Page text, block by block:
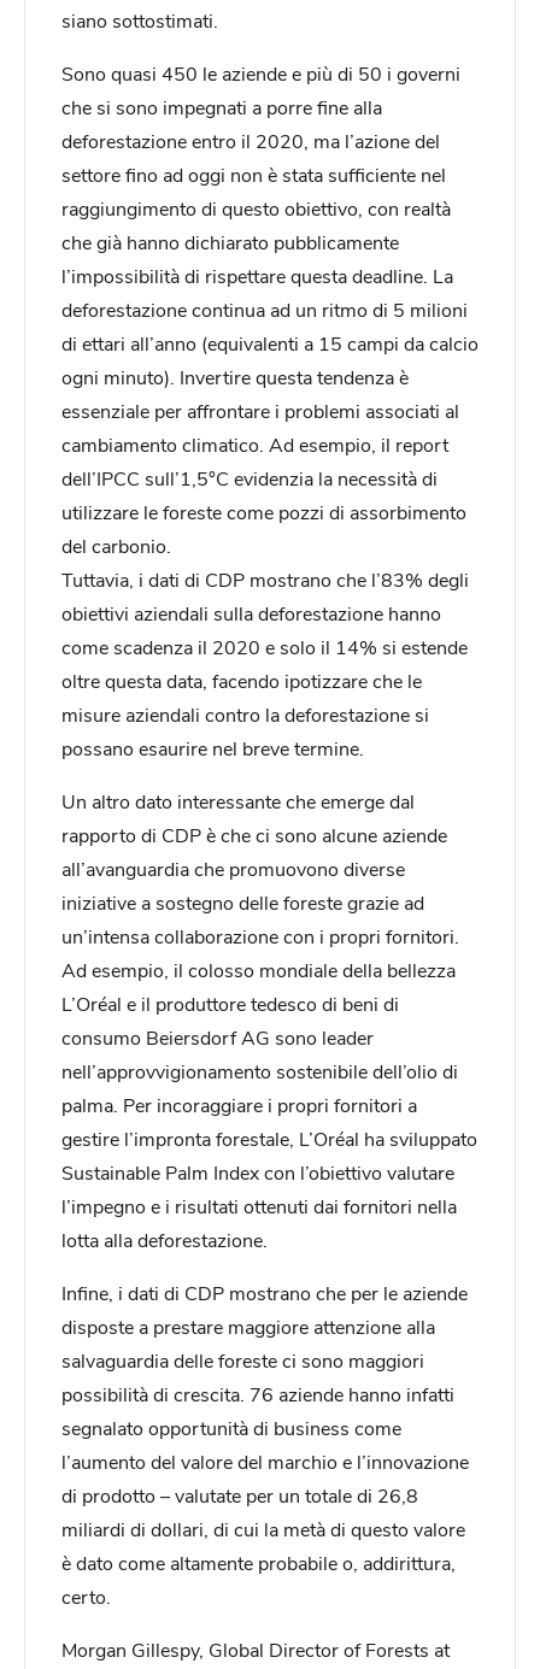
siano sottostimati.
Sono quasi 450 le aziende e più di 50 i governi
che si sono impegnati a porre fine alla
deforestazione entro il 2020, ma l’azione del
settore fino ad oggi non è stata sufficiente nel
raggiungimento di questo obiettivo, con realtà
che già hanno dichiarato pubblicamente
l’impossibilità di rispettare questa deadline. La
deforestazione continua ad un ritmo di 5 milioni
di ettari all’anno (equivalenti a 15 campi da calcio
ogni minuto). Invertire questa tendenza è
essenziale per affrontare i problemi associati al
cambiamento climatico. Ad esempio, il report
dell’IPCC sull’1,5°C evidenzia la necessità di
utilizzare le foreste come pozzi di assorbimento
del carbonio.
Tuttavia, i dati di CDP mostrano che l’83% degli
obiettivi aziendali sulla deforestazione hanno
come scadenza il 2020 e solo il 14% si estende
oltre questa data, facendo ipotizzare che le
misure aziendali contro la deforestazione si
possano esaurire nel breve termine.
Un altro dato interessante che emerge dal
rapporto di CDP è che ci sono alcune aziende
all’avanguardia che promuovono diverse
iniziative a sostegno delle foreste grazie ad
un’intensa collaborazione con i propri fornitori.
Ad esempio, il colosso mondiale della bellezza
L’Oréal e il produttore tedesco di beni di
consumo Beiersdorf AG sono leader
nell’approvvigionamento sostenibile dell’olio di
palma. Per incoraggiare i propri fornitori a
gestire l’impronta forestale, L’Oréal ha sviluppato
Sustainable Palm Index con l’obiettivo valutare
l’impegno e i risultati ottenuti dai fornitori nella
lotta alla deforestazione.
Infine, i dati di CDP mostrano che per le aziende
disposte a prestare maggiore attenzione alla
salvaguardia delle foreste ci sono maggiori
possibilità di crescita. 76 aziende hanno infatti
segnalato opportunità di business come
l’aumento del valore del marchio e l’innovazione
di prodotto – valutate per un totale di 26,8
miliardi di dollari, di cui la metà di questo valore
è dato come altamente probabile o, addirittura,
certo.
Morgan Gillespy, Global Director of Forests at